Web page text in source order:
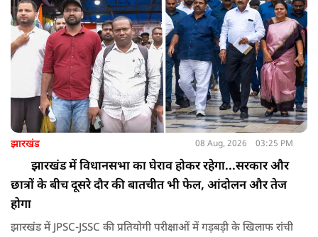
झारखंड 08 Aug, 2026 03:25 PM
झारखंड में विधानसभा का घेराव होकर रहेगा...सरकार और
छात्रों के बीच दूसरे दौर की बातचीत भी फेल, आंदोलन और तेज
होगा
झारखंड में JPSC-JSSC की प्रतियोगी परीक्षाओं में गड़बड़ी के खिलाफ रांची